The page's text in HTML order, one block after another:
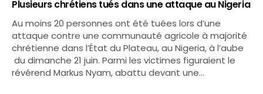
Plusieurs chrétiens tués dans une attaque au Nigeria
Au moins 20 personnes ont été tuées lors d’une
attaque contre une communauté agricole à majorité
chrétienne dans l’État du Plateau, au Nigeria, à l’aube
du dimanche 21 juin. Parmi les victimes figuraient le
révérend Markus Nyam, abattu devant une…